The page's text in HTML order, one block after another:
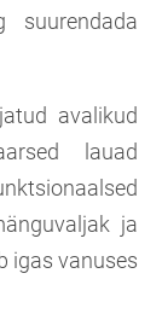
suurendada
avalikud
lauad
ja
igas vanuses